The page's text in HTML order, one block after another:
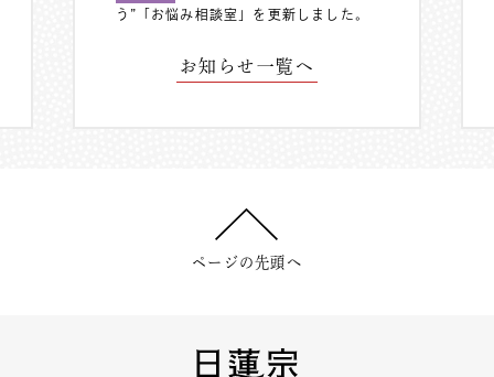
う”「お悩み相談室」を更新しました。
お知らせ一覧へ
ページの先頭へ